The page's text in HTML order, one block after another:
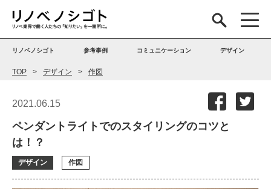
リノベノシゴト 参考事例 コミュニケーション デザイン
TOP デザイン 作図
2021.06.15
ペンダントライトでのスタイリングのコツと
は！？
デザイン 作図